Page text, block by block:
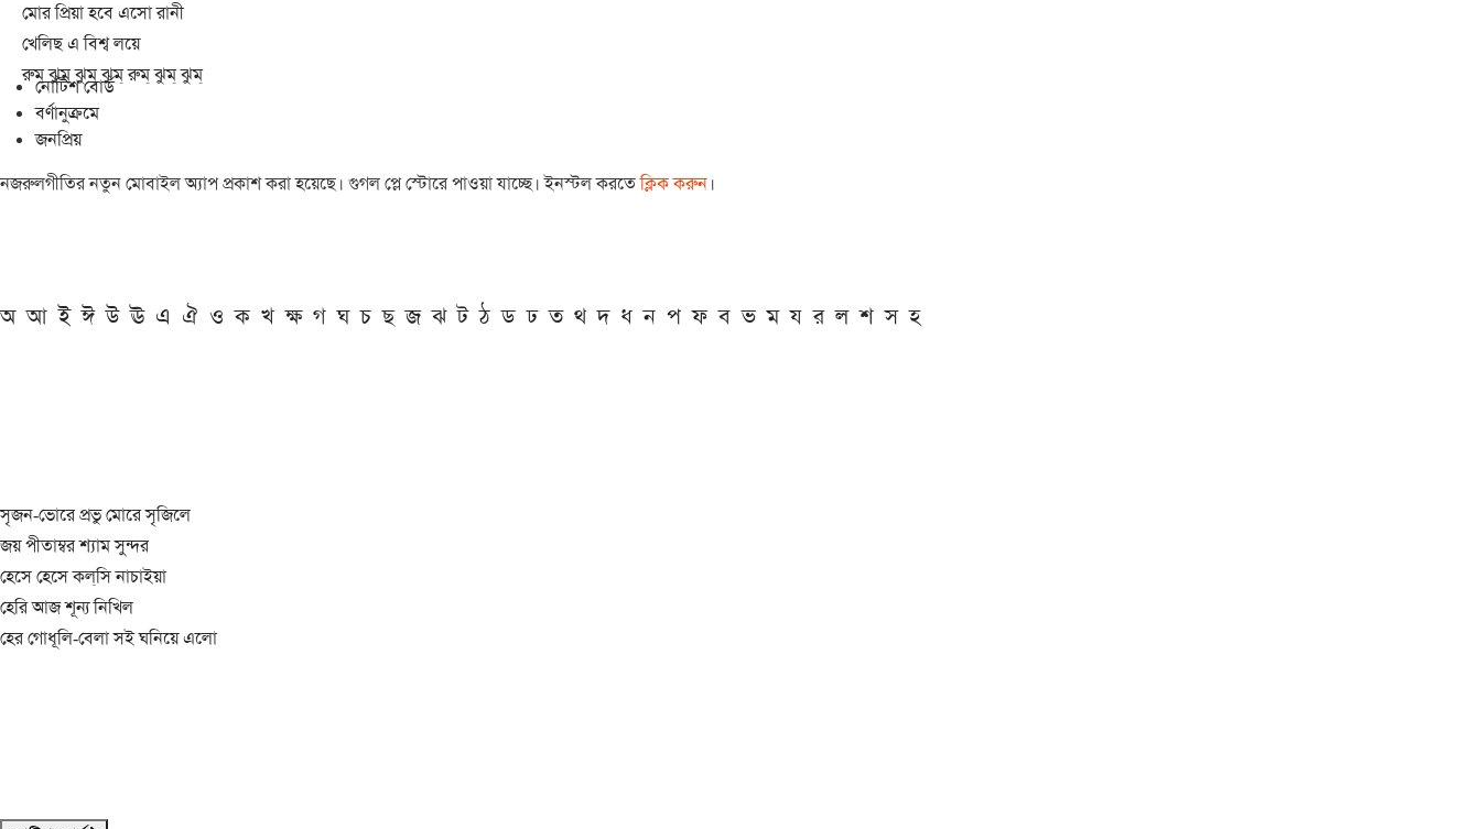
মোর প্রিয়া হবে এসো রানী
খেলিছ এ বিশ্ব লয়ে
রুম্ ঝুম্ ঝুম্ ঝুম্ রুম্ ঝুম্ ঝুম্
নোটিশ বোর্ড
বর্ণানুক্রমে
জনপ্রিয়
নজরুলগীতির নতুন মোবাইল অ্যাপ প্রকাশ করা হয়েছে। গুগল প্লে স্টোরে পাওয়া যাচ্ছে। ইনস্টল করতেক্লিক করুন।
অ আ ই ঈ উ ঊ এ ঐ ও ক খ ক্ষ গ ঘ চ ছ জ ঝ ট ঠ ড ঢ ত থ দ ধ ন প ফ ব ভ ম য র ল শ স হ
সৃজন-ভোরে প্রভু মোরে সৃজিলে
জয় পীতাম্বর শ্যাম সুন্দর
হেসে হেসে কল্‌সি নাচাইয়া
হেরি আজ শূন্য নিখিল
হের গোধূলি-বেলা সই ঘনিয়ে এলো